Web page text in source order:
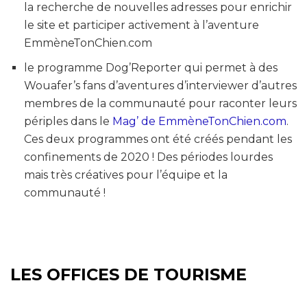
la recherche de nouvelles adresses pour enrichir
le site et participer activement à l’aventure
EmmèneTonChien.com
le programme Dog’Reporter qui permet à des
Wouafer’s fans d’aventures d’interviewer d’autres
membres de la communauté pour raconter leurs
périples dans le Mag’ de EmmèneTonChien.com.
Ces deux programmes ont été créés pendant les
confinements de 2020 ! Des périodes lourdes
mais très créatives pour l’équipe et la
communauté !
LES OFFICES DE TOURISME